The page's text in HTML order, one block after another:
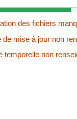
des fichiers
de mise à jour non
temporelle non